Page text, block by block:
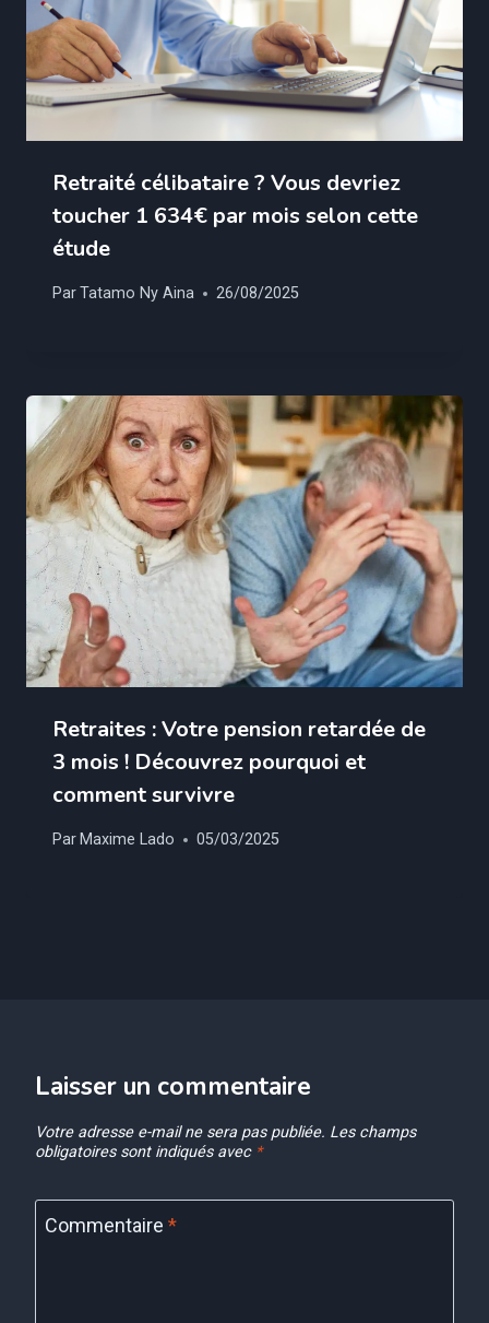
Retraité célibataire ? Vous devriez
toucher 1 634€ par mois selon cette
étude
ParTatamo Ny Aina 26/08/2025
Retraites : Votre pension retardée de
3 mois ! Découvrez pourquoi et
comment survivre
ParMaxime Lado 05/03/2025
Laisser un commentaire
Votre adresse e-mail ne sera pas publiée. Les champs
obligatoires sont indiqués avec *
Commentaire *